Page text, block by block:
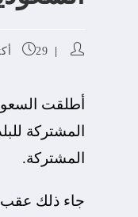
29 أكتوبر، 2025
أطلقت
المشتركة
المشتركة.
جاء ذلك عقب